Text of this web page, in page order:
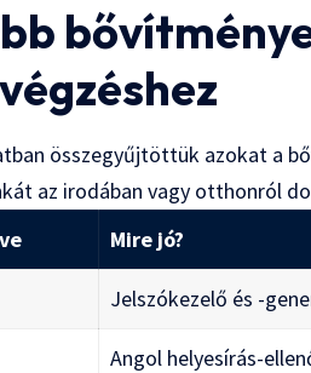
összegyűjtöttük azokat a
az irodában vagy otthonról
Mire jó?
Jelszókezelő és -
Angol helyesírás-